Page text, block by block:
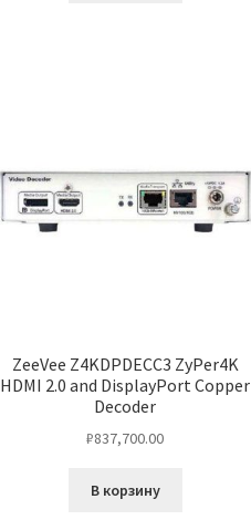
ZeeVee Z4KDPDECC3 ZyPer4K
HDMI 2.0 and DisplayPort Copper
Decoder
₽837,700.00
В корзину